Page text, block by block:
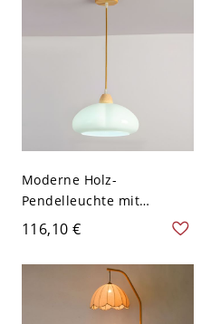
Moderne Holz-
Pendelleuchte mit
einstellbarer
Aufhängelänge im
Kuppelstil - 110V-120V
116,10 €